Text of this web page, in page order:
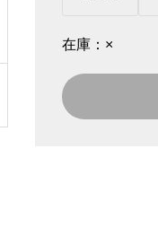
在庫： ×